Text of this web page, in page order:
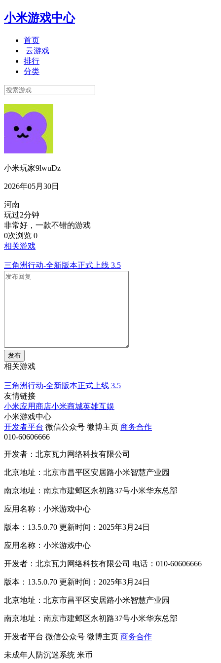
小米游戏中心
首页
云游戏
排行
分类
小米玩家9lwuDz
2026年05月30日
河南
玩过2分钟
非常好，一款不错的游戏
0次浏览 0
相关游戏
三角洲行动-全新版本正式上线 3.5
发布
相关游戏
三角洲行动-全新版本正式上线 3.5
友情链接
小米应用商店小米商城英雄互娱
小米游戏中心
开发者平台 微信公众号 微博主页 商务合作
010-60606666
开发者：北京瓦力网络科技有限公司
北京地址：北京市昌平区安居路小米智慧产业园
南京地址：南京市建邺区永初路37号小米华东总部
应用名称：小米游戏中心
版本：13.5.0.70 更新时间：2025年3月24日
应用名称：小米游戏中心
开发者：北京瓦力网络科技有限公司 电话：010-60606666
版本：13.5.0.70 更新时间：2025年3月24日
北京地址：北京市昌平区安居路小米智慧产业园
南京地址：南京市建邺区永初路37号小米华东总部
开发者平台 微信公众号 微博主页 商务合作
未成年人防沉迷系统 米币